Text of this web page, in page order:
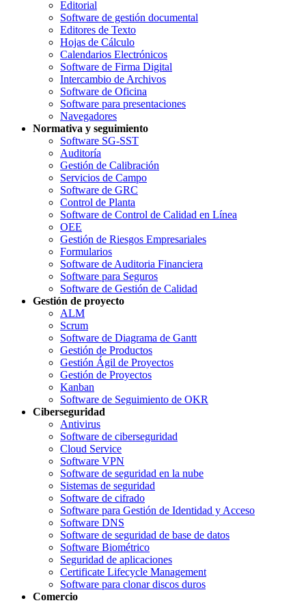
Editorial
Software de gestión documental
Editores de Texto
Hojas de Cálculo
Calendarios Electrónicos
Software de Firma Digital
Intercambio de Archivos
Software de Oficina
Software para presentaciones
Navegadores
Normativa y seguimiento
Software SG-SST
Auditoría
Gestión de Calibración
Servicios de Campo
Software de GRC
Control de Planta
Software de Control de Calidad en Línea
OEE
Gestión de Riesgos Empresariales
Formularios
Software de Auditoria Financiera
Software para Seguros
Software de Gestión de Calidad
Gestión de proyecto
ALM
Scrum
Software de Diagrama de Gantt
Gestión de Productos
Gestión Ágil de Proyectos
Gestión de Proyectos
Kanban
Software de Seguimiento de OKR
Ciberseguridad
Antivirus
Software de ciberseguridad
Cloud Service
Software VPN
Software de seguridad en la nube
Sistemas de seguridad
Software de cifrado
Software para Gestión de Identidad y Acceso
Software DNS
Software de seguridad de base de datos
Software Biométrico
Seguridad de aplicaciones
Certificate Lifecycle Management
Software para clonar discos duros
Comercio